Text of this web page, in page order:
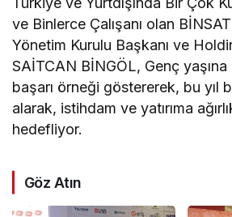
ve Binlerce Çalışanı olan
Yönetim Kurulu Başkanı ve
SAİTCAN BİNGÖL, Genç
başarı örneği göstererek, bu yıl
alarak, istihdam ve yatırıma
hedefliyor.
Göz Atın